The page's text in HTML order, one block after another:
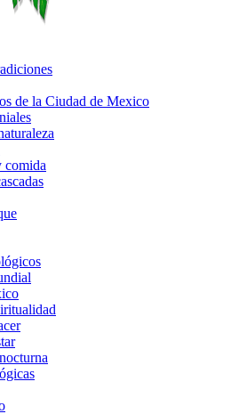
de la Ciudad de Mexico
comida